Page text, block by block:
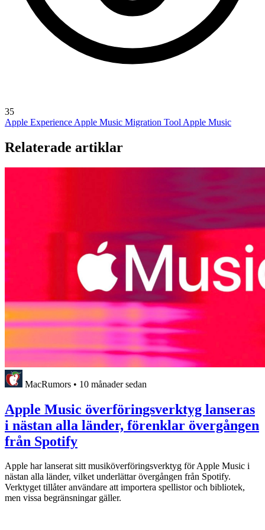
35
Apple Experience Apple Music Migration Tool Apple Music
Relaterade artiklar
MacRumors • 10 månader sedan
Apple Music överföringsverktyg lanseras
i nästan alla länder, förenklar övergången
från Spotify
Apple har lanserat sitt musiköverföringsverktyg för Apple Music i
nästan alla länder, vilket underlättar övergången från Spotify.
Verktyget tillåter användare att importera spellistor och bibliotek,
men vissa begränsningar gäller.